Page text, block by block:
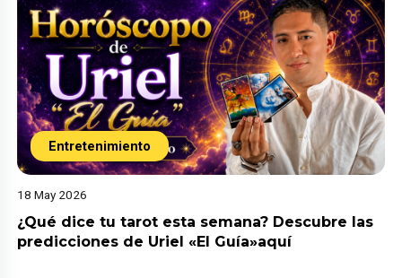
Entretenimiento
18 May 2026
¿Qué dice tu tarot esta semana? Descubre las
predicciones de Uriel «El Guía»aquí